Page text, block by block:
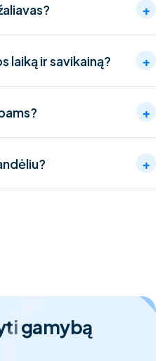
+
inicijuoja pirkimą.
laiką ir savikainą? +
tikrą gaminio
+
+
gamybą